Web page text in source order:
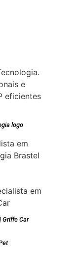
logo
Griffe Car